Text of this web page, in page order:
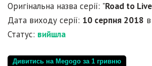
Оригінальна назва серії: "Road to
Дата виходу серії: 10 серпня 2018 в
Статус: вийшла
Дивитись на Megogo за 1 гривню